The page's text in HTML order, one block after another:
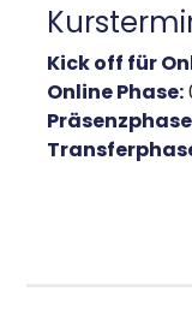
Kick off für
Online Phase: